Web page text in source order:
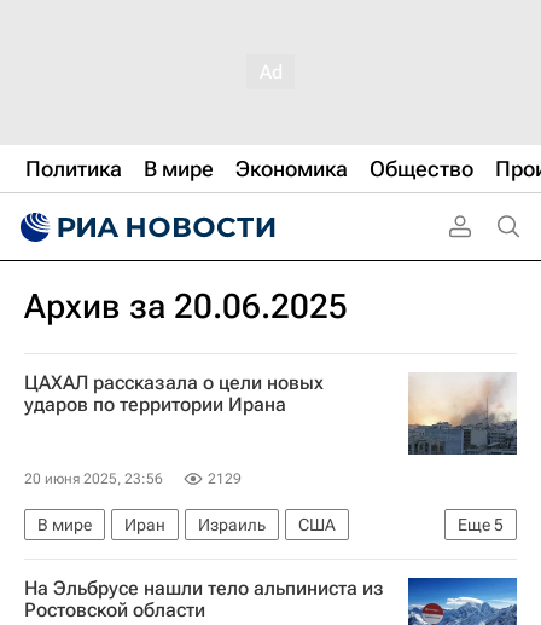
Политика В мире Экономика Общество
Архив за 20.06.2025
ЦАХАЛ рассказала о цели новых
ударов по территории Ирана
20 июня 2025, 23:56 2129
Еще5
В мире Иран Израиль
США
Рафаэль Гросси
Дональд Трамп
Крейг Мюррей
МАГАТЭ
На Эльбрусе нашли тело альпиниста из
Ростовской области